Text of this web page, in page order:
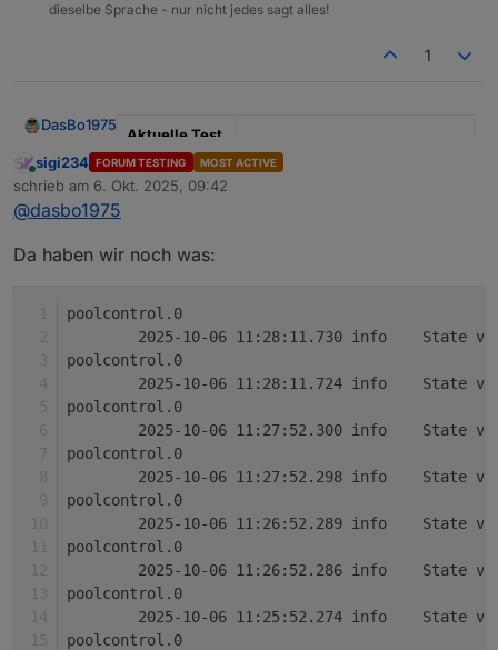
dieselbe Sprache - nur nicht jedes sagt alles!
1
DasBo1975
Aktuelle Test
Version
1.4.1
Veröffentlichu
Github Link
Der Adapter
ioBroker.poolcontrol dient zur
Steuerung und Überwachung von Poolanlagen.
Zu den Funktionen gehören:
Pumpensteuerung (Automatik, Manuell,
Zeitsteuerung, Aus) inkl. Frost- und
Überhitzungsschutz
Temperaturverwaltung mit bis zu 6 Sensoren,
Min/Max, Deltas und Änderungsraten
Solarsteuerung mit Hysterese und
Warnschwellen
Zeitsteuerung mit bis zu 3 konfigurierbaren
Zeitfenstern
Laufzeit- und Umwälzberechnung
Verbrauchs- und Kostenanalyse über
externen kWh-Zähler
Sprachausgabe über Alexa oder Telegram
Changelog (Auszug)
0.0.7 – Help-Datei ( help.md ) und erste
README-Version hinzugefügt
0.0.6 – Verbrauchs- und Kostenberechnung
mit externem kWh-Zähler
0.0.5 – Sprachausgabe über Alexa und
Telegram
Online
sigi234 FORUM TESTING MOST ACTIVE
schrieb am 6. Okt. 2025, 09:42
zuletzt editiert von
@dasbo1975
Da haben wir noch was:
poolcontrol.0
2025-10-06
poolcontrol.0
2025-10-06
poolcontrol.0
2025-10-06
poolcontrol.0
2025-10-06
poolcontrol.0
2025-10-06
poolcontrol.0
2025-10-06
poolcontrol.0
2025-10-06
poolcontrol.0